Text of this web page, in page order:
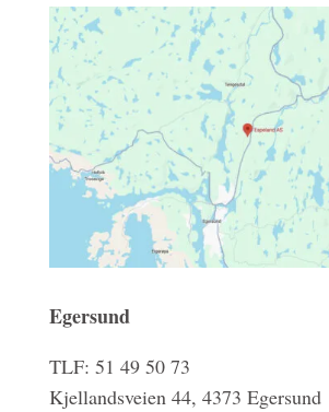
Egersund
TLF: 51 49 50 73
Kjellandsveien 44, 4373 Egersund